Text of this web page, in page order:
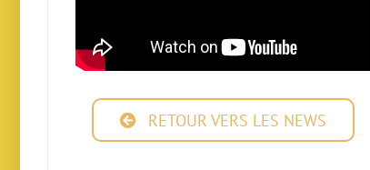
RETOUR VERS LES NEWS